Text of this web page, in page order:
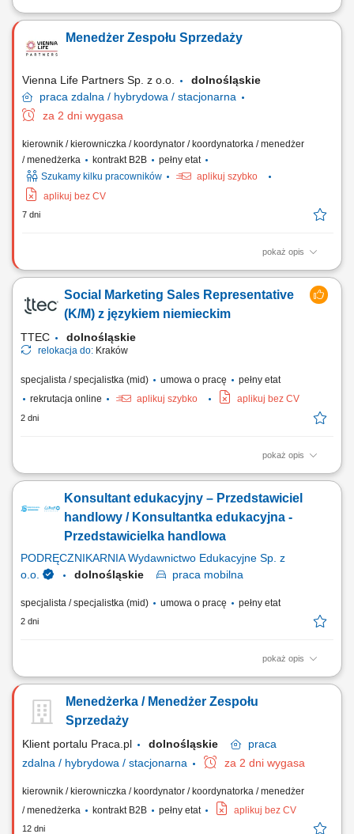
Opis stanowiska wyszukiwanie i analizowanie potencjalnych klientów
sprzedażowych oraz kwalifikowanie leadów dla zespołu handlowego,
prowadzenie pierwszego kontaktu z potencjalnymi klientami i badanie
Menedżer Zespołu Sprzedaży
Vienna Life Partners Sp. z o.o.
dolnośląskie
praca zdalna / hybrydowa / stacjonarna
za 2 dni wygasa
kierownik / kierowniczka / koordynator / koordynatorka / menedżer
/ menedżerka
kontrakt B2B
pełny etat
Szukamy kilku pracowników
aplikuj szybko
aplikuj bez CV
7 dni
pokaż opis
Twój zakres obowiązków: Twoim zadaniem będzie prowadzenie
Będziesz zarządzał/a podległym zespołem Doradców
Ubezpieczeniowych. Będziesz odpowiedzialny/a za wdrożenie
Social Marketing Sales Representative
(K/M) z językiem niemieckim
TTEC dolnośląskie
relokacja do: Kraków
specjalista / specjalistka (mid) umowa o pracę
pełny etat
rekrutacja online
aplikuj szybko aplikuj bez CV
2 dni
pokaż opis
Opis stanowiska: Kontaktowanie się z klientami z przypisanego portfolio
Analizowanie i opracowywanie strategii zarządzania i dosprzedaży kont
klientów; Rozwiązywanie problemów i doradzanie klientom w celu
zapewnienia...
Konsultant edukacyjny – Przedstawiciel
handlowy / Konsultantka edukacyjna -
Przedstawicielka handlowa
PODRĘCZNIKARNIA Wydawnictwo Edukacyjne Sp. z
o.o.
dolnośląskie praca mobilna
specjalista / specjalistka (mid) umowa o pracę pełny etat
2 dni
pokaż opis
Twoje zadania aktywne pozyskiwanie nowych klientów i rozwijanie
sprzedażowych u klientów, sprzedaż pakietów edukacyjnych, pomocy
dydaktycznych, zabawek, elektroniki i wybranych usług,
Menedżerka / Menedżer Zespołu
Sprzedaży
Klient portalu Praca.pl dolnośląskie
praca
zdalna / hybrydowa / stacjonarna
za 2 dni wygasa
kierownik / kierowniczka / koordynator / koordynatorka / menedżer
/ menedżerka
kontrakt B2B pełny etat aplikuj bez CV
12 dni